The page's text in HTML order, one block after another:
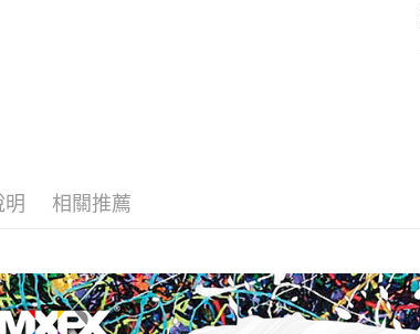
明 相關推薦